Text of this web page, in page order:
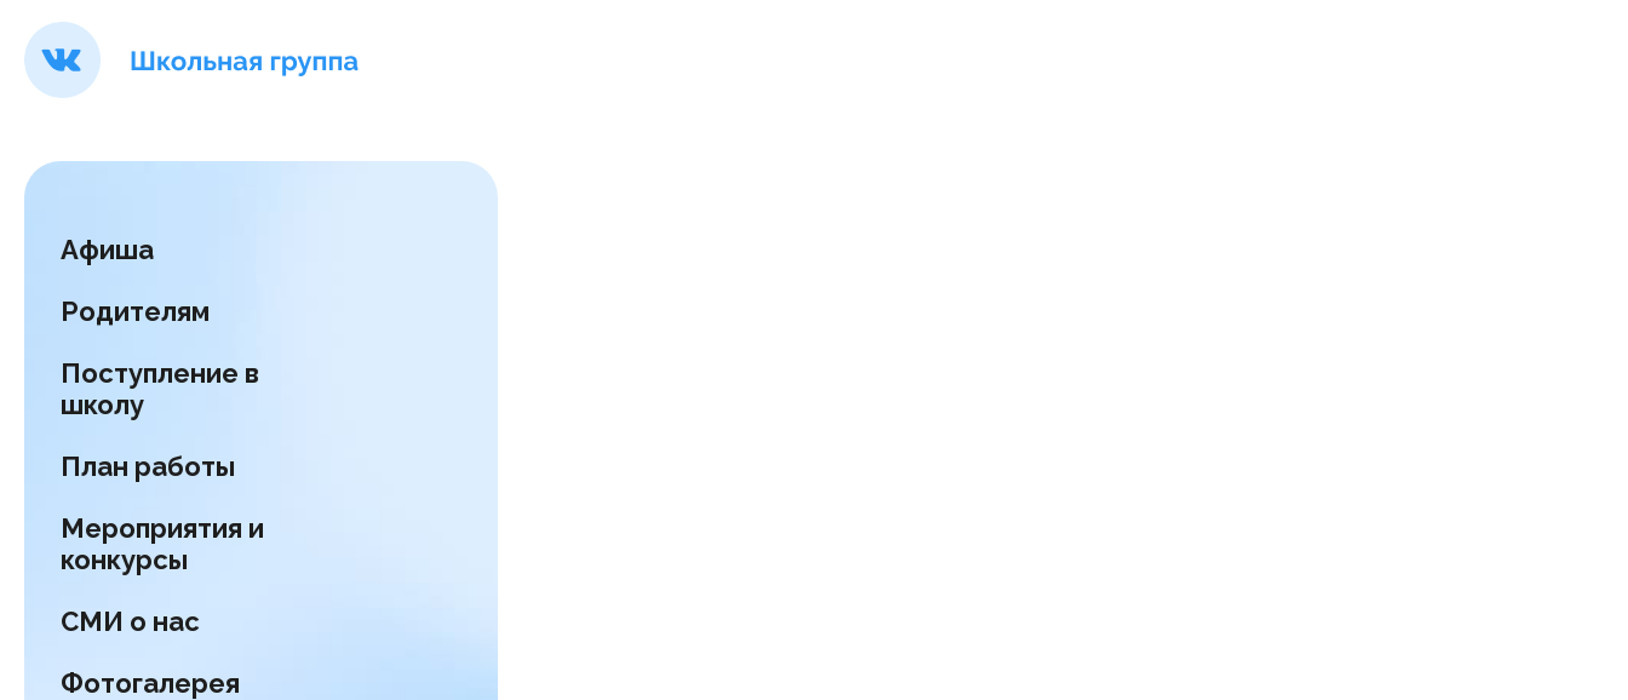
Афиша
Родителям
Поступление в
школу
План работы
Мероприятия и
конкурсы
СМИ о нас
Фотогалерея